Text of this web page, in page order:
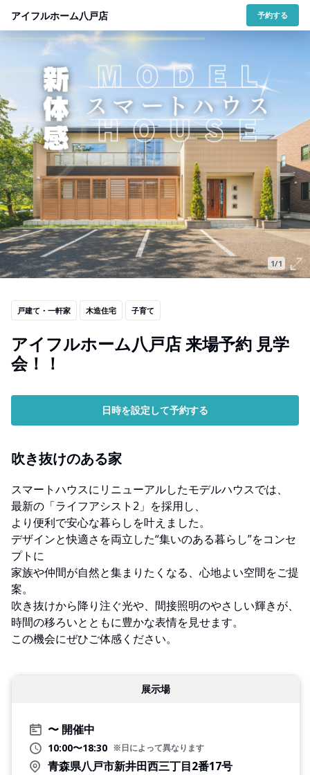
アイフルホーム八戸店 予約する
1/1
戸建て・一軒家 木造住宅 子育て
アイフルホーム八戸店 来場予約 見学
会！！
日時を設定して予約する
吹き抜けのある家
スマートハウスにリニューアルしたモデルハウスでは、
最新の「ライフアシスト2」を採用し、
より便利で安心な暮らしを叶えました。
デザインと快適さを両立した“集いのある暮らし”をコンセ
プトに
家族や仲間が自然と集まりたくなる、心地よい空間をご提
案。
吹き抜けから降り注ぐ光や、間接照明のやさしい輝きが、
時間の移ろいとともに豊かな表情を見せます。
この機会にぜひご体感ください。
展示場
開催中
10:00〜18:30 ※日によって異なります
青森県八戸市新井田西三丁目2番17号